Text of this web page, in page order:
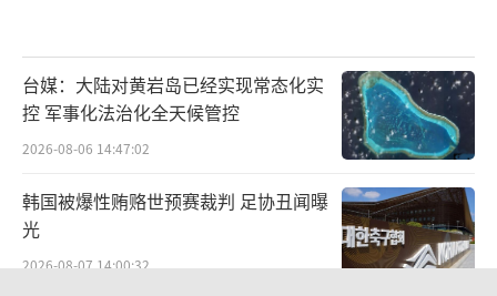
台媒：大陆对黄岩岛已经实现常态化实
控 军事化法治化全天候管控
2026-08-06 14:47:02
韩国被爆性贿赂世预赛裁判 足协丑闻曝
光
2026-08-07 14:00:32